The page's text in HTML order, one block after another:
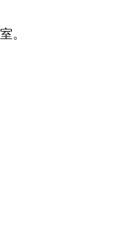
。